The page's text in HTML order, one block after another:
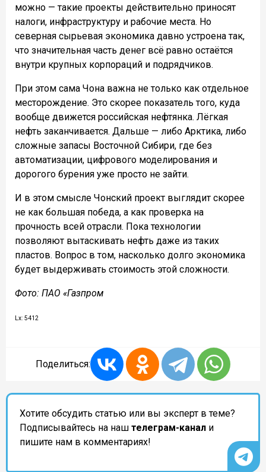
можно — такие проекты действительно приносят
налоги, инфраструктуру и рабочие места. Но
северная сырьевая экономика давно устроена так,
что значительная часть денег всё равно остаётся
внутри крупных корпораций и подрядчиков.
При этом сама Чона важна не только как отдельное
месторождение. Это скорее показатель того, куда
вообще движется российская нефтянка. Лёгкая
нефть заканчивается. Дальше — либо Арктика, либо
сложные запасы Восточной Сибири, где без
автоматизации, цифрового моделирования и
дорогого бурения уже просто не зайти.
И в этом смысле Чонский проект выглядит скорее
не как большая победа, а как проверка на
прочность всей отрасли. Пока технологии
позволяют вытаскивать нефть даже из таких
пластов. Вопрос в том, насколько долго экономика
будет выдерживать стоимость этой сложности.
Фото: ПАО «Газпром
Lx: 5412
Поделиться:
Хотите обсудить статью или вы эксперт в теме?
Подписывайтесь на наш телеграм-канал и
пишите нам в комментариях!